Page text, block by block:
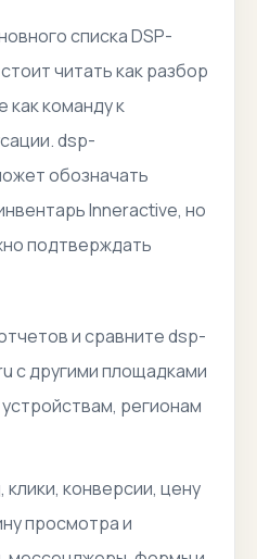
списка DSP-
читать как разбор
как команду к
dsp-
обозначать
Inneractive, но
подтверждать
и сравните dsp-
с другими площадками
регионам
конверсии, цену
просмотра и